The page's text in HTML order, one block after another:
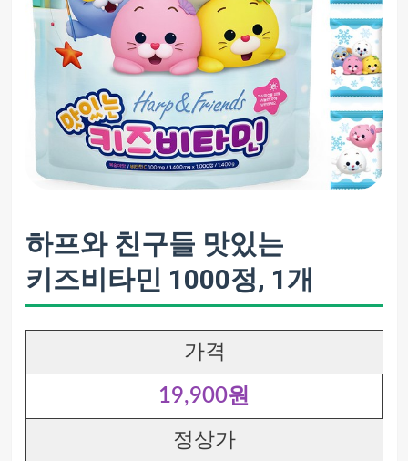
하프와 친구들 맛있는
키즈비타민 1000정, 1개
가격
19,900원
정상가